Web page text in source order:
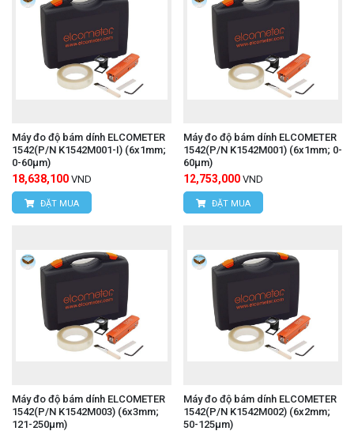
Máy đo độ bám dính ELCOMETER
1542(P/N K1542M001-I) (6x1mm;
0-60μm)
18,638,100 VND
ĐẶT MUA
Máy đo độ bám dính ELCOMETER
1542(P/N K1542M001) (6x1mm; 0-
60μm)
12,753,000 VND
ĐẶT MUA
Máy đo độ bám dính ELCOMETER
1542(P/N K1542M003) (6x3mm;
121-250μm)
Máy đo độ bám dính ELCOMETER
1542(P/N K1542M002) (6x2mm;
50-125μm)